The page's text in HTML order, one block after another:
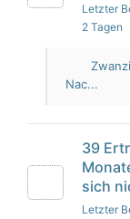
Letzter
2 Tagen
Nac...
39
sich
Letzter